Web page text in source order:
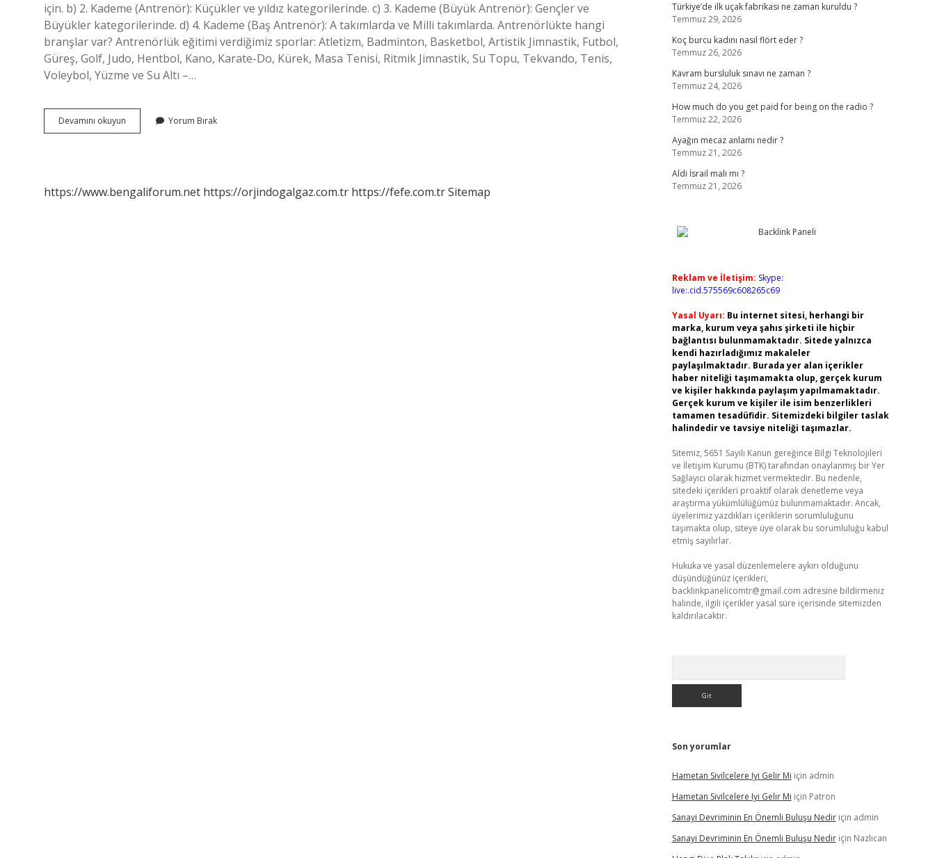
için. b) 2. Kademe (Antrenör): Küçükler ve yıldız kategorilerinde. c) 3. Kademe (Büyük Antrenör): Gençler ve
Büyükler kategorilerinde. d) 4. Kademe (Baş Antrenör): A takımlarda ve Milli takımlarda. Antrenörlükte hangi
branşlar var? Antrenörlük eğitimi verdiğimiz sporlar: Atletizm, Badminton, Basketbol, ​​Artistik Jimnastik, Futbol, ​​
Güreş, Golf, Judo, Hentbol, ​​Kano, Karate-Do, Kürek, Masa Tenisi, Ritmik Jimnastik, Su Topu, Tekvando, Tenis,
Voleybol, Yüzme ve Su Altı –…
Devamını okuyun Antrenör
Tarzları
Yorum Bırak
https://www.bengaliforum.net https://orjindogalgaz.com.tr https://fefe.com.trSitemap
Türkiye’de ilk uçak fabrikası ne zaman kuruldu ?
Temmuz 29, 2026
Koç burcu kadını nasıl flört eder ?
Temmuz 26, 2026
Kavram bursluluk sınavı ne zaman ?
Temmuz 24, 2026
How much do you get paid for being on the radio ?
Temmuz 22, 2026
Ayağın mecaz anlamı nedir ?
Temmuz 21, 2026
Aldi İsrail malı mı ?
Temmuz 21, 2026
Reklam ve İletişim: Skype:
live:.cid.575569c608265c69
Yasal Uyarı: Bu internet sitesi, herhangi bir
marka, kurum veya şahıs şirketi ile hiçbir
bağlantısı bulunmamaktadır. Sitede yalnızca
kendi hazırladığımız makaleler
paylaşılmaktadır. Burada yer alan içerikler
haber niteliği taşımamakta olup, gerçek kurum
ve kişiler hakkında paylaşım yapılmamaktadır.
Gerçek kurum ve kişiler ile isim benzerlikleri
tamamen tesadüfidir. Sitemizdeki bilgiler taslak
halindedir ve tavsiye niteliği taşımazlar.
Sitemiz, 5651 Sayılı Kanun gereğince Bilgi Teknolojileri
ve İletişim Kurumu (BTK) tarafından onaylanmış bir Yer
Sağlayıcı olarak hizmet vermektedir. Bu nedenle,
sitedeki içerikleri proaktif olarak denetleme veya
araştırma yükümlülüğümüz bulunmamaktadır. Ancak,
üyelerimiz yazdıkları içeriklerin sorumluluğunu
taşımakta olup, siteye üye olarak bu sorumluluğu kabul
etmiş sayılırlar.
Hukuka ve yasal düzenlemelere aykırı olduğunu
düşündüğünüz içerikleri,
backlinkpanelicomtr@gmail.com adresine bildirmeniz
halinde, ilgili içerikler yasal süre içerisinde sitemizden
kaldırılacaktır.
Son yorumlar
Hametan Sivilcelere Iyi Gelir Mi için admin
Hametan Sivilcelere Iyi Gelir Mi için Patron
Sanayi Devriminin En Önemli Buluşu Nediriçin admin
Sanayi Devriminin En Önemli Buluşu Nediriçin Nazlıcan